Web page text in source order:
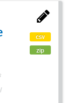
csv
zip